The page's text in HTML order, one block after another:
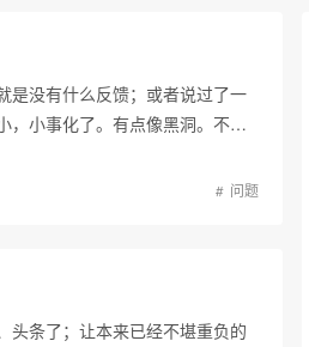
是没有什么反馈；或者说过了一
，小事化了。有点像黑洞。不
问题
头条了；让本来已经不堪重负的